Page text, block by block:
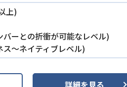
上)
バーとの折衝が可能なレベル)
ス～ネイティブレベル)
詳細を見る